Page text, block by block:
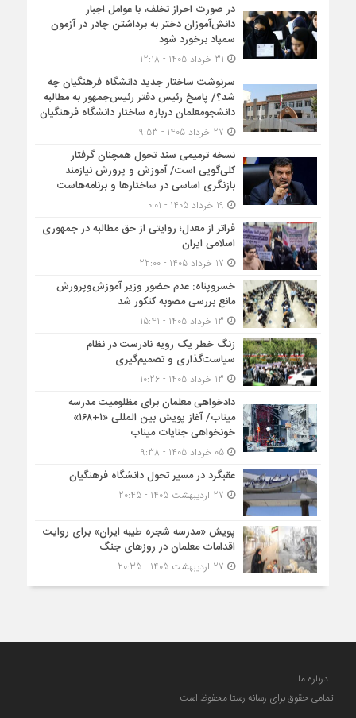
در صورت احراز تخلف، با عوامل اجبار
دانش‌آموزان دختر به برداشتن چادر در آزمون
سمپاد برخورد شود
سرنوشت ساختار جدید دانشگاه فرهنگیان چه
شد؟/ پاسخ رئیس دفتر رئیس‌جمهور به مطالبه
دانشجومعلمان درباره ساختار دانشگاه فرهنگیان
نسخه ترمیمی سند تحول همچنان گرفتار
کلی‌گویی است/ آموزش و پرورش نیازمند
بازنگری اساسی در ساختارها و برنامه‌هاست
فراتر از معدل؛ روایتی از حق مطالبه در جمهوری
اسلامی ایران
خسروپناه: عدم حضور وزیر آموزش‌وپرورش
مانع بررسی مصوبه کنکور شد
زنگ خطر یک رویه نادرست در نظام
سیاست‌گذاری و تصمیم‌گیری
دادخواهی معلمان برای مظلومیت مدرسه
میناب/ آغاز پویش بین المللی «۱+۱۶۸»
خونخواهی جنایات میناب
05 خرداد 1405 - 9:38
عقبگرد در مسیر تحول دانشگاه فرهنگیان
پویش «مدرسه شجره طیبه ایران» برای روایت
اقدامات معلمان در روزهای جنگ
درباره ما
تمامی حقوق برای رسانه رستا محفوظ است.